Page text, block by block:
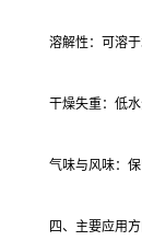
溶解性：可溶
干燥失重：低
气味与风味：
四、主要应用